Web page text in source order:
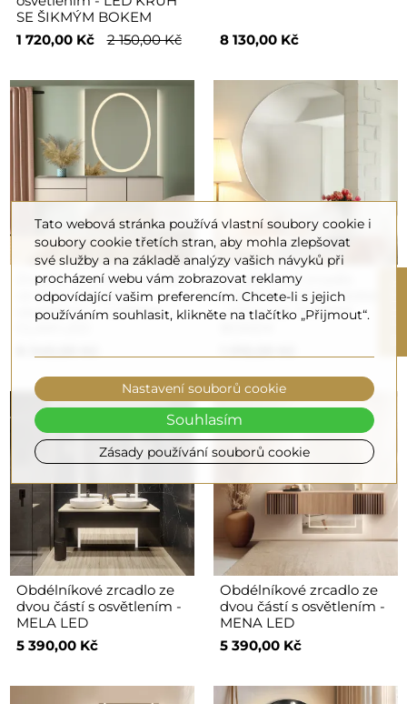
SE ŠIKMÝM BOKEM
1 720,00 Kč
2 150,00 Kč 8 130,00 Kč
Zrcadlo na toaletní stolek
ve dvou částech s
osvětlením - LUMINA
GLAM LED
Koupelnové zrcadlo
kulaté se šikmým bokem
- KRUH SE ŠIKMÝM
Obdélníkové zrcadlo ze
dvou částí s osvětlením -
MELA LED
5 390,00 Kč
Obdélníkové zrcadlo ze
dvou částí s osvětlením -
MENA LED
5 390,00 Kč
Tato webová stránka používá vlastní soubory cookie i
soubory cookie třetích stran, aby mohla zlepšovat
své služby a na základě analýzy vašich návyků při
procházení webu vám zobrazovat reklamy
odpovídající vašim preferencím. Chcete-li s jejich
používáním souhlasit, klikněte na tlačítko „Přijmout“.
Zásady používání souborů cookie
Nastavení souborů cookie
Souhlasím